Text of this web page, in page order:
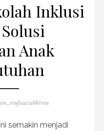
Inklusi
Anak
semakin menjadi